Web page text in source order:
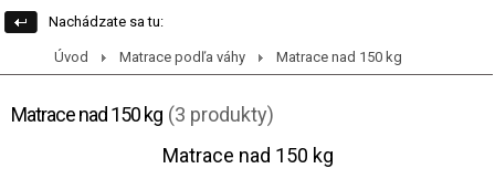
Nachádzate sa tu:
Úvod Matrace podľa váhy Matrace nad 150 kg
Matrace nad 150 kg (3 produkty)
Matrace nad 150 kg